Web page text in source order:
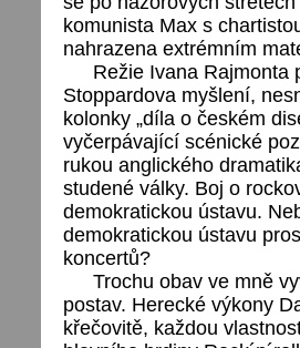
komunista Max s
nahrazena extrémním
Režie Ivana Rajmonta
Stoppardova myšlení,
kolonky „díla o českém
vyčerpávající scénické
rukou anglického
studené války. Boj o
demokratickou ústavu.
demokratickou ústavu
koncertů?
Trochu obav ve mně
postav. Herecké výkony
křečovitě, každou